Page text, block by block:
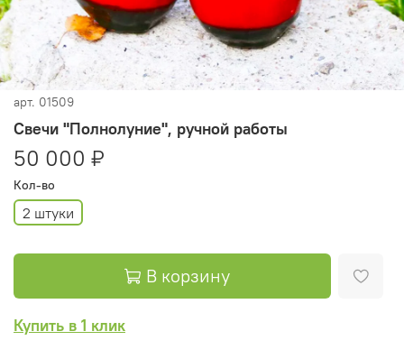
арт. 01509
Свечи "Полнолуние", ручной работы
50 000 ₽
Кол-во
2 штуки
В корзину
Купить в 1 клик